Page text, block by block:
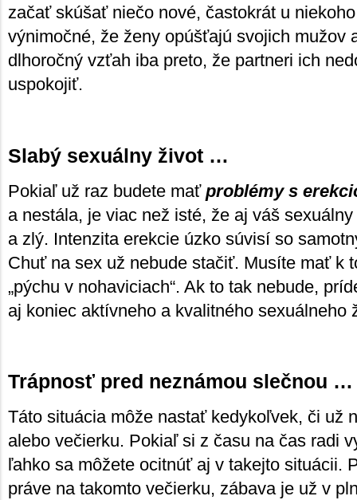
začať skúšať niečo nové, častokrát u
výnimočné, že ženy opúšťajú svojich mužov
dlhoročný vzťah iba preto, že partneri ich
uspokojiť.
Slabý sexuálny život …
Pokiaľ už raz budete mať problémy s
a nestála, je viac než isté, že aj váš
a zlý. Intenzita erekcie úzko súvisí so
Chuť na sex už nebude stačiť. Musíte mať k
„pýchu v nohaviciach“. Ak to tak nebude,
aj koniec aktívneho a kvalitného sexuálneho
Trápnosť pred neznámou slečnou …
Táto situácia môže nastať kedykoľvek, či už
alebo večierku. Pokiaľ si z času na čas radi
ľahko sa môžete ocitnúť aj v takejto situácii.
práve na takomto večierku, zábava je už v